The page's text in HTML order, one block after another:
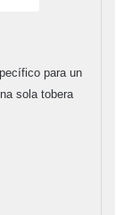
para un
sola tobera